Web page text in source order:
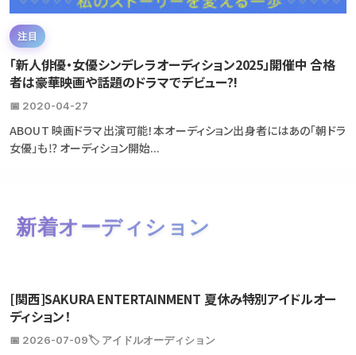
注目
「新人俳優・女優シンデレラオーディション2025」開催中 合格
者は豪華映画や話題のドラマでデビュー?!
📅 2020-04-27
ABOUT 映画ドラマ出演可能！本オーディション出身者にはあの「朝ドラ
女優」も⁉ オーディション開始...
新着オーディション
[関西]SAKURA ENTERTAINMENT 夏休み特別アイドルオー
ディション！
📅 2026-07-09🏷️ アイドルオーディション